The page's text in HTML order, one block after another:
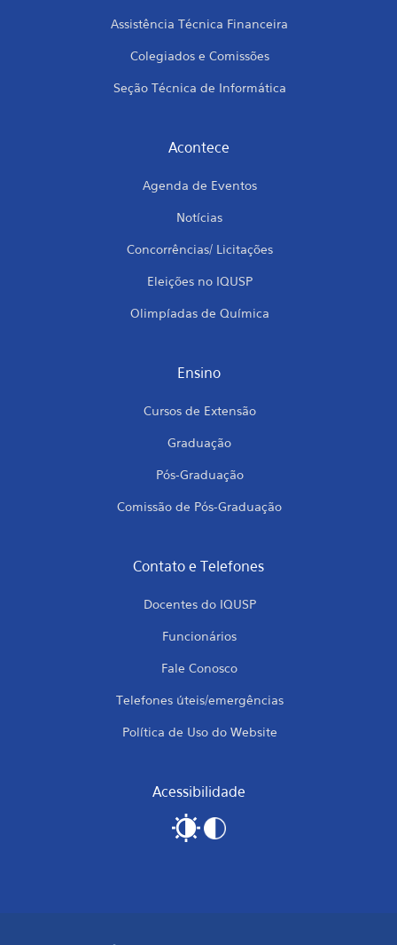
Assistência Técnica Financeira
Colegiados e Comissões
Seção Técnica de Informática
Acontece
Agenda de Eventos
Notícias
Concorrências/ Licitações
Eleições no IQUSP
Olimpíadas de Química
Ensino
Cursos de Extensão
Graduação
Pós-Graduação
Comissão de Pós-Graduação
Contato e Telefones
Docentes do IQUSP
Funcionários
Fale Conosco
Telefones úteis/emergências
Política de Uso do Website
Acessibilidade